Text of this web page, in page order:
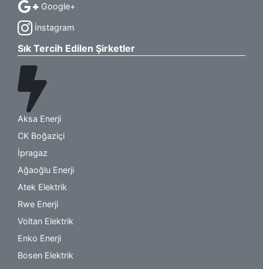
Google+
İnstagram
Sık Tercih Edilen Şirketler
Aksa Enerji
CK Boğaziçi
İpragaz
Ağaoğlu Enerji
Atek Elektrik
Rwe Enerji
Voltan Elektrik
Enko Enerji
Bosen Elektrik